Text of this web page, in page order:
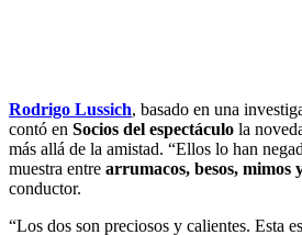
Rodrigo Lussich, basado en una
contó en Socios del espectáculo la
más allá de la amistad. “Ellos lo han
muestra entre arrumacos, besos, mimos
conductor.
“Los dos son preciosos y calientes. Esta